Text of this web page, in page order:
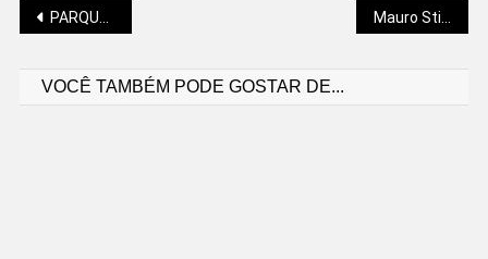
Navegação
PARQUE DOS DINOSSAUROS É DESMONTADO
VOCÊ TAMBÉM PODE GOSTAR DE...